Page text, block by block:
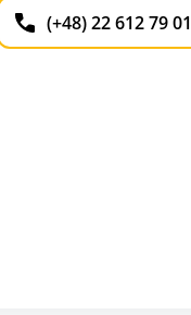
(+48) 22 612 79 01